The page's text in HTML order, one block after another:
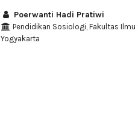
Poerwanti Hadi Pratiwi
Pendidikan Sosiologi, Fakultas Ilmu
Yogyakarta